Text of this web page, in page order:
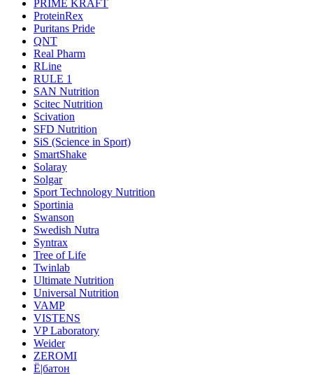
PRIME KRAFT
ProteinRex
Puritans Pride
QNT
Real Pharm
RLine
RULE 1
SAN Nutrition
Scitec Nutrition
Scivation
SFD Nutrition
SiS (Science in Sport)
SmartShake
Solaray
Solgar
Sport Technology Nutrition
Sportinia
Swanson
Swedish Nutra
Syntrax
Tree of Life
Twinlab
Ultimate Nutrition
Universal Nutrition
VAMP
VISTENS
VP Laboratory
Weider
ZEROMI
Ё|батон